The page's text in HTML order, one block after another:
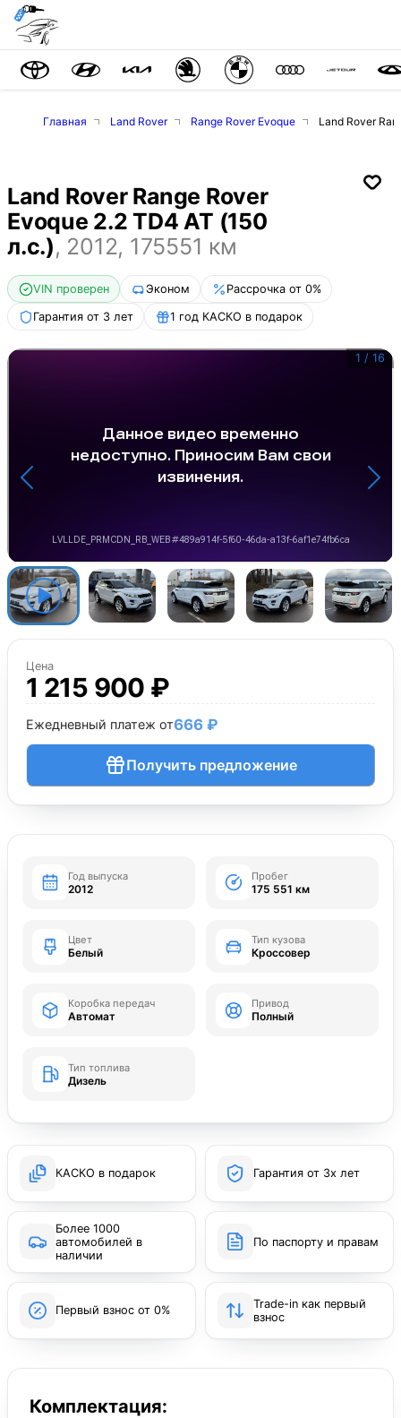
Главная Land Rover Range Rover Evoque Land Rover
Land Rover Range Rover
Evoque 2.2 TD4 AT (150
л.с.), 2012, 175551 км
VIN проверен Эконом Рассрочка от 0%
Гарантия от 3 лет 1 год КАСКО в подарок
1 / 16
Цена
1 215 900 ₽
Ежедневный платеж от666 ₽
Получить предложение
Год выпуска
2012
Пробег
175 551 км
Цвет
Белый
Тип кузова
Кроссовер
Коробка передач
Автомат
Привод
Полный
Тип топлива
Дизель
КАСКО в подарок Гарантия от 3х лет
Более 1000
автомобилей в
наличии
По паспорту и правам
Первый взнос от 0%
Trade-in как первый
взнос
Комплектация: